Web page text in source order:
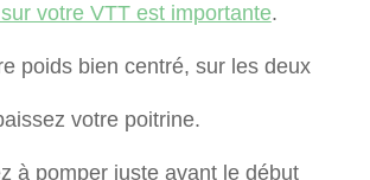
votre VTT est importante.
poids bien centré, sur les deux
votre poitrine.
à pomper juste avant le début